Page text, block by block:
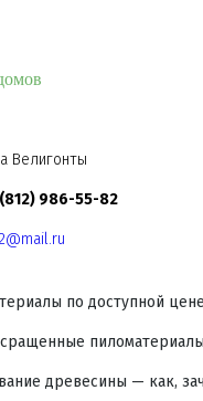
Велигонты
986-55-82
по доступной
древесины — как,